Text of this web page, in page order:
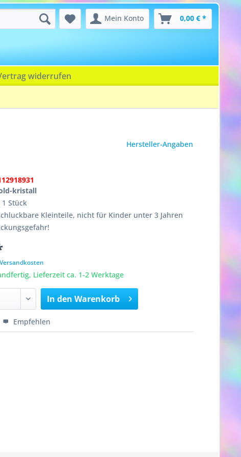
Mein Konto 0,00 € *
widerrufen
Hersteller-Angaben
kristall
Stück
Kleinteile, nicht für Kinder unter 3 Jahren
Lieferzeit ca. 1-2 Werktage
In den Warenkorb
Empfehlen